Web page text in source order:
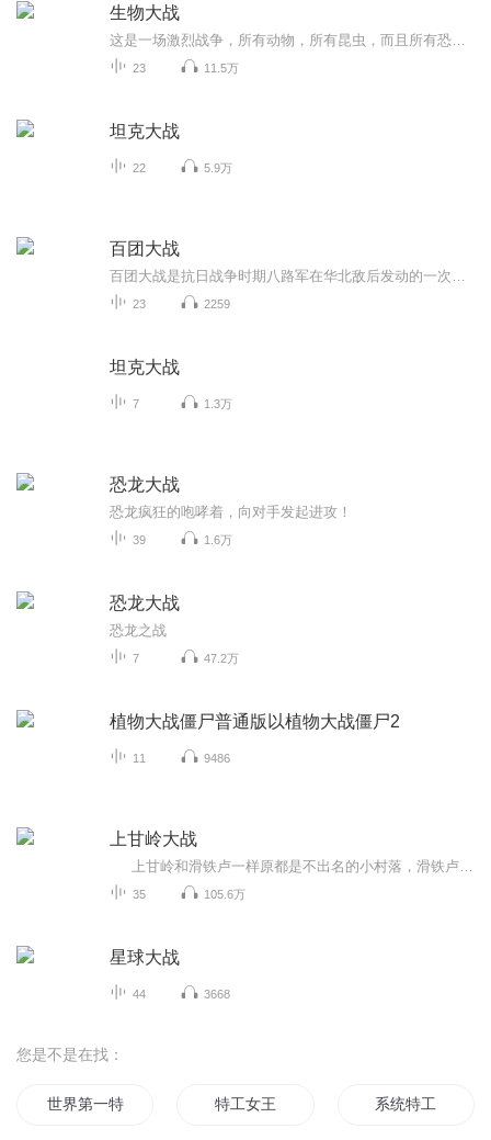
生物大战
23 11.5万
坦克大战
22 5.9万
百团大战
23 2259
坦克大战
7 1.3万
恐龙大战
恐龙疯狂的咆哮着，向对手发起进攻！
39 1.6万
恐龙大战
恐龙之战
7 47.2万
植物大战僵尸普通版以植物大战僵尸2
11 9486
上甘岭大战
35 105.6万
星球大战
44 3668
您是不是在找：
世界第一特工 特工女王 系统特工